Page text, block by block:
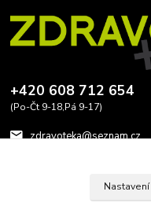
+420 608 712 654
(Po-Čt 9-18,Pá 9-17)
zdravoteka@seznam.cz
Nastavení